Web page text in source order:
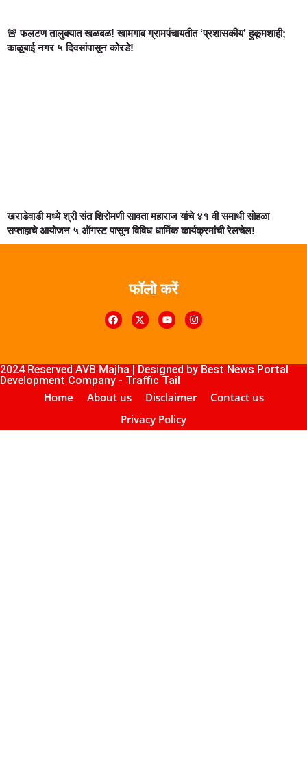
🚨 फलटण तालुक्यात खळबळ! खामगाव ग्रामपंचायतीत ‘प्रशासकीय’ हुकूमशाही;
काळूबाई नगर ५ दिवसांपासून कोरडे!
खराडेवाडी मध्ये श्री संत शिरोमणी सावता महाराज यांचे ४१ वी समाधी सोहळा
सप्ताहाचे आयोजन ५ ऑगस्ट पासून विविध धार्मिक कार्यक्रमांची रेलचेल!
फॉलो करें
2024 Reserved AVB Majha | Designed by Best News Portal
Development Company - Traffic Tail
Home About us Disclaimer
Contact us
Privacy Policy